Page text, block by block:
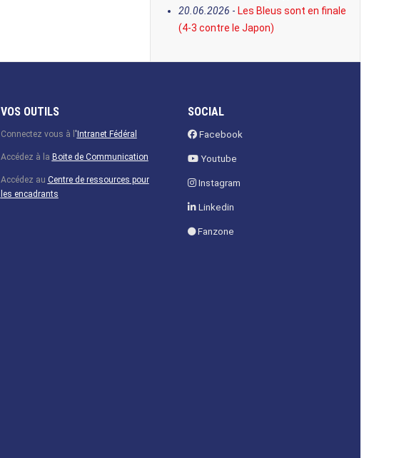
20.06.2026 - Les Bleus sont en finale
(4-3 contre le Japon)
VOS OUTILS
Connectez vous à l 'Intranet Fédéral
Accédez à la Boite de Communication
Accédez au Centre de ressources pour
les encadrants
SOCIAL
Facebook
Youtube
Instagram
Linkedin
Fanzone